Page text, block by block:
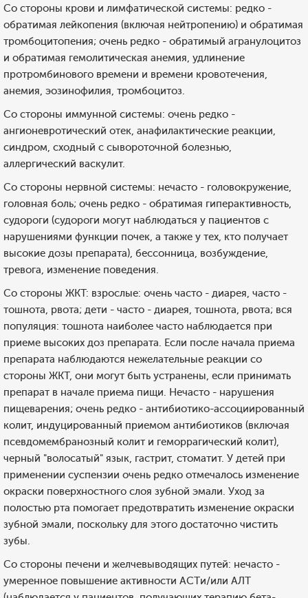
Со стороны крови и лимфатической системы: редко -
обратимая лейкопения (включая нейтропению) и обратимая
тромбоцитопения; очень редко - обратимый агранулоцитоз
и обратимая гемолитическая анемия, удлинение
протромбинового времени и времени кровотечения,
анемия, эозинофилия, тромбоцитоз.
Со стороны иммунной системы: очень редко -
ангионевротический отек, анафилактические реакции,
синдром, сходный с сывороточной болезнью,
аллергический васкулит.
Со стороны нервной системы: нечасто - головокружение,
головная боль; очень редко - обратимая гиперактивность,
судороги (судороги могут наблюдаться у пациентов с
нарушениями функции почек, а также у тех, кто получает
высокие дозы препарата), бессонница, возбуждение,
тревога, изменение поведения.
Со стороны ЖКТ: взрослые: очень часто - диарея, часто -
тошнота, рвота; дети - часто - диарея, тошнота, рвота; вся
популяция: тошнота наиболее часто наблюдается при
приеме высоких доз препарата. Если после начала приема
препарата наблюдаются нежелательные реакции со
стороны ЖКТ, они могут быть устранены, если принимать
препарат в начале приема пищи. Нечасто - нарушения
пищеварения; очень редко - антибиотико-ассоциированный
колит, индуцированный приемом антибиотиков (включая
псевдомембранозный колит и геморрагический колит),
черный "волосатый" язык, гастрит, стоматит. У детей при
применении суспензии очень редко отмечалось изменение
окраски поверхностного слоя зубной эмали. Уход за
полостью рта помогает предотвратить изменение окраски
зубной эмали, поскольку для этого достаточно чистить
зубы.
Со стороны печени и желчевыводящих путей: нечасто -
умеренное повышение активности ACTи/или АЛТ